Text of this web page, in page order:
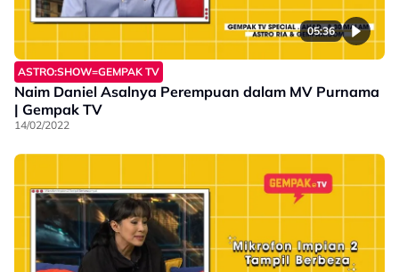
05:36
ASTRO:SHOW=GEMPAK TV
Naim Daniel Asalnya Perempuan dalam MV Purnama
| Gempak TV
14/02/2022